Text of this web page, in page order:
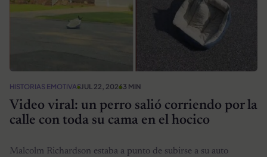
HISTORIAS EMOTIVASJUL 22, 20263 MIN
Video viral: un perro salió corriendo por la
calle con toda su cama en el hocico
Malcolm Richardson estaba a punto de subirse a su auto